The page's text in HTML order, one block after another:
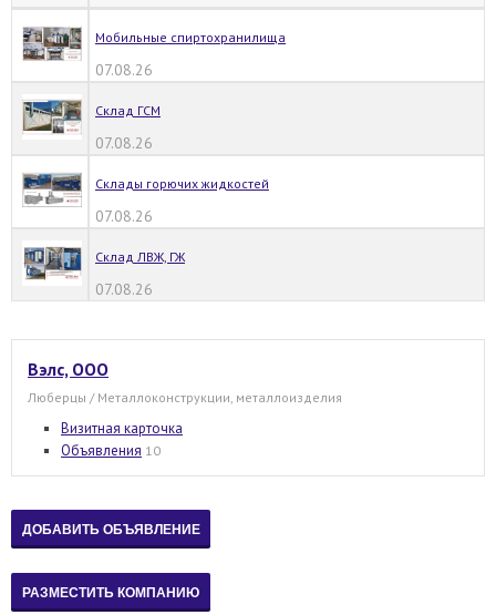
Мобильные спиртохранилища
07.08.26
Склад ГСМ
07.08.26
Склады горючих жидкостей
07.08.26
Склад ЛВЖ, ГЖ
07.08.26
Вэлс, ООО
Люберцы / Металлоконструкции, металлоизделия
Визитная карточка
Объявления 10